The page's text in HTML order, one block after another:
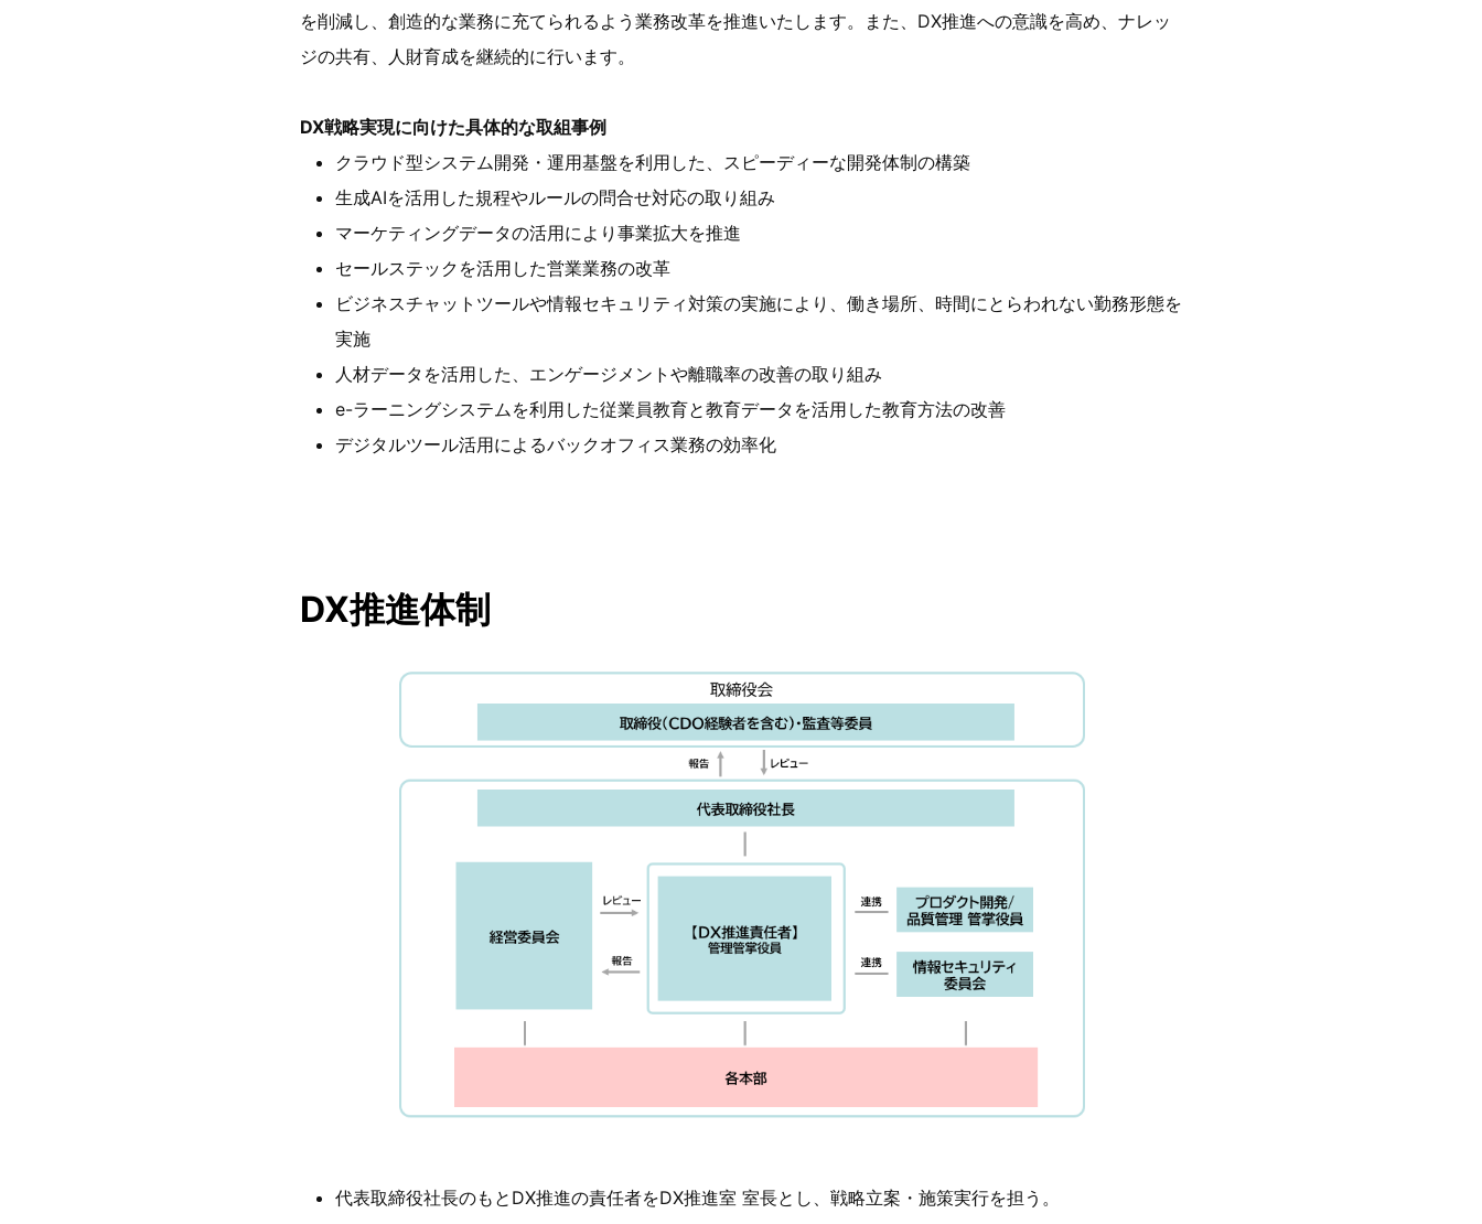
を削減し、創造的な業務に充てられるよう業務改革を推進いたします。また、DX推進への意識を高め、ナレッ
ジの共有、人財育成を継続的に行います。
DX戦略実現に向けた具体的な取組事例
クラウド型システム開発・運用基盤を利用した、スピーディーな開発体制の構築
生成AIを活用した規程やルールの問合せ対応の取り組み
マーケティングデータの活用により事業拡大を推進
セールステックを活用した営業業務の改革
ビジネスチャットツールや情報セキュリティ対策の実施により、働き場所、時間にとらわれない勤務形態を
実施
人材データを活用した、エンゲージメントや離職率の改善の取り組み
e-ラーニングシステムを利用した従業員教育と教育データを活用した教育方法の改善
デジタルツール活用によるバックオフィス業務の効率化
DX推進体制
代表取締役社長のもとDX推進の責任者をDX推進室 室長とし、戦略立案・施策実行を担う。